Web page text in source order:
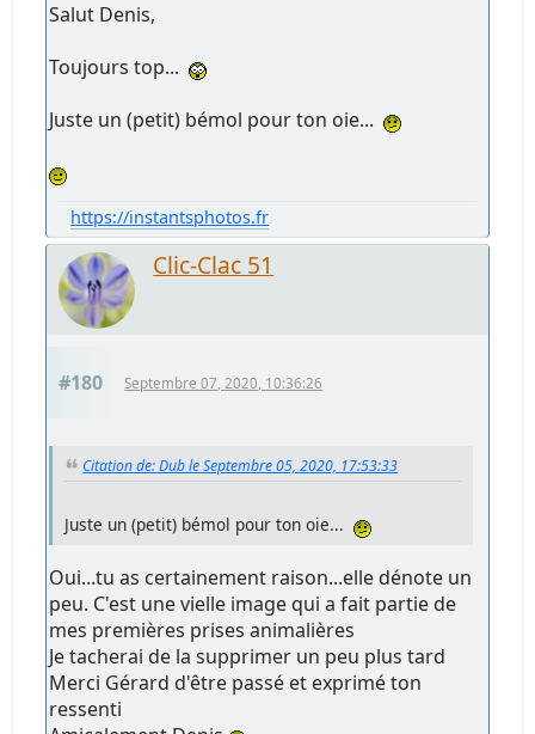
Salut Denis,
Toujours top...
Juste un (petit) bémol pour ton oie...
https://instantsphotos.fr
Clic-Clac 51
#180 Septembre 07, 2020, 10:36:26
Citation de: Dub le Septembre 05, 2020, 17:53:33
Juste un (petit) bémol pour ton oie...
Oui...tu as certainement raison...elle dénote un
peu. C'est une vielle image qui a fait partie de
mes premières prises animalières
Je tacherai de la supprimer un peu plus tard
Merci Gérard d'être passé et exprimé ton
ressenti